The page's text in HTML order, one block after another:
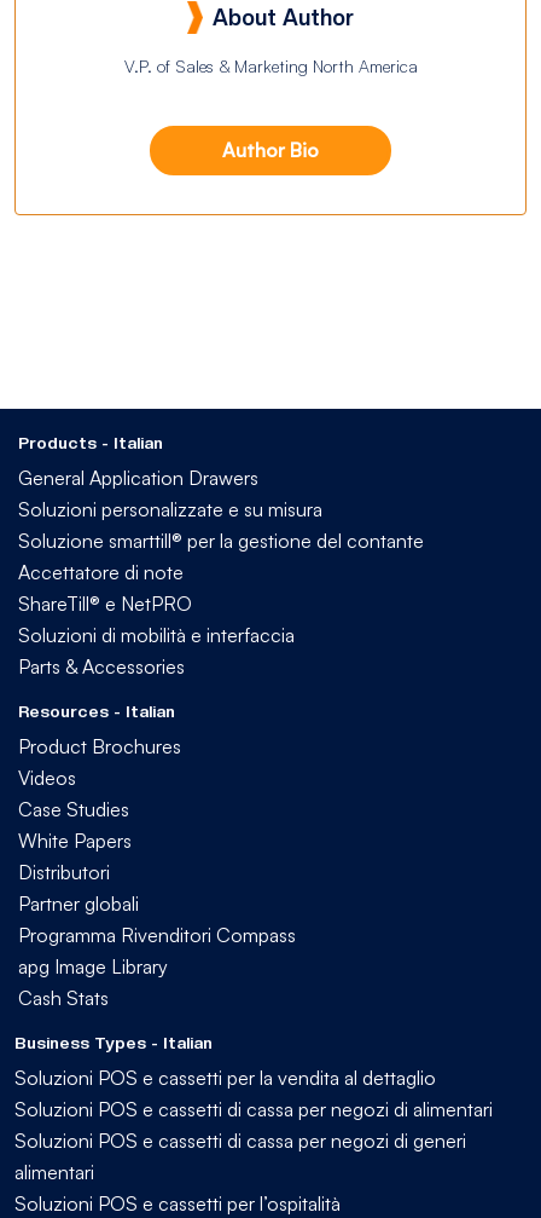
About Author
V.P. of Sales & Marketing North America
Author Bio
Products - Italian
General Application Drawers
Soluzioni personalizzate e su misura
Soluzione smarttill® per la gestione del contante
Accettatore di note
ShareTill® e NetPRO
Soluzioni di mobilità e interfaccia
Parts & Accessories
Resources - Italian
Product Brochures
Videos
Case Studies
White Papers
Distributori
Partner globali
Programma Rivenditori Compass
apg Image Library
Cash Stats
Business Types - Italian
Soluzioni POS e cassetti per la vendita al dettaglio
Soluzioni POS e cassetti di cassa per negozi di alimentari
Soluzioni POS e cassetti di cassa per negozi di generi
alimentari
Soluzioni POS e cassetti per l’ospitalità